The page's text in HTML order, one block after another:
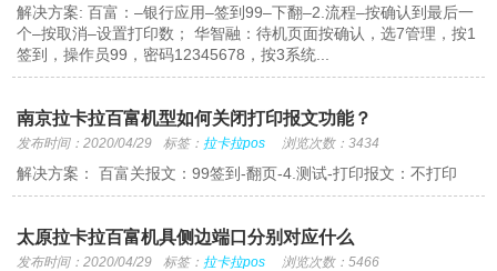
解决方案: 百富：–银行应用–签到99–下翻–2.流程–按确认到最后一
个–按取消–设置打印数； 华智融：待机页面按确认，选7管理，按1
签到，操作员99，密码12345678，按3系统...
南京拉卡拉百富机型如何关闭打印报文功能？
发布时间：2020/04/29 标签： 拉卡拉pos 浏览次数：3434
解决方案： 百富关报文：99签到-翻页-4.测试-打印报文：不打印
太原拉卡拉百富机具侧边端口分别对应什么
发布时间：2020/04/29 标签： 拉卡拉pos 浏览次数：5466